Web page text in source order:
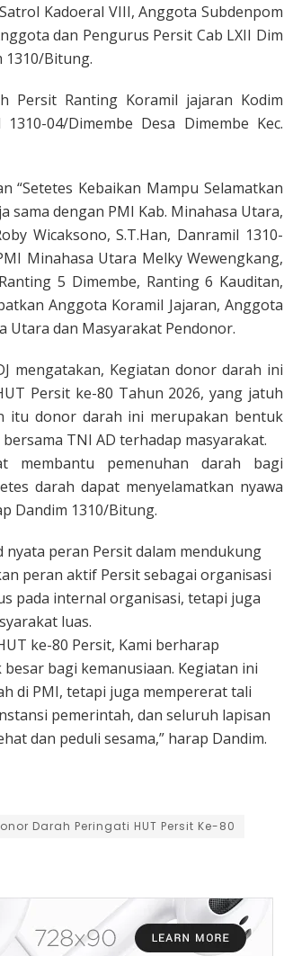
Kadoeral VIII, Anggota Subdenpom
dan Pengurus Persit Cab LXII Dim
1310/Bitung.
Persit Ranting Koramil jajaran Kodim
04/Dimembe Desa Dimembe Kec.
“Setetes Kebaikan Mampu Selamatkan
dengan PMI Kab. Minahasa Utara,
Wicaksono, S.T.Han, Danramil 1310-
Minahasa Utara Melky Wewengkang,
5 Dimembe, Ranting 6 Kauditan,
Anggota Koramil Jajaran, Anggota
Utara dan Masyarakat Pendonor.
mengatakan, Kegiatan donor darah ini
Persit ke-80 Tahun 2026, yang jatuh
itu donor darah ini merupakan bentuk
TNI AD terhadap masyarakat.
membantu pemenuhan darah bagi
darah dapat menyelamatkan nyawa
Dandim 1310/Bitung.
peran Persit dalam mendukung
peran aktif Persit sebagai organisasi
pada internal organisasi, tetapi juga
luas.
ke-80 Persit, Kami berharap
bagi kemanusiaan. Kegiatan ini
di PMI, tetapi juga mempererat tali
pemerintah, dan seluruh lapisan
dan peduli sesama,” harap Dandim.
Darah Peringati HUT Persit Ke-80